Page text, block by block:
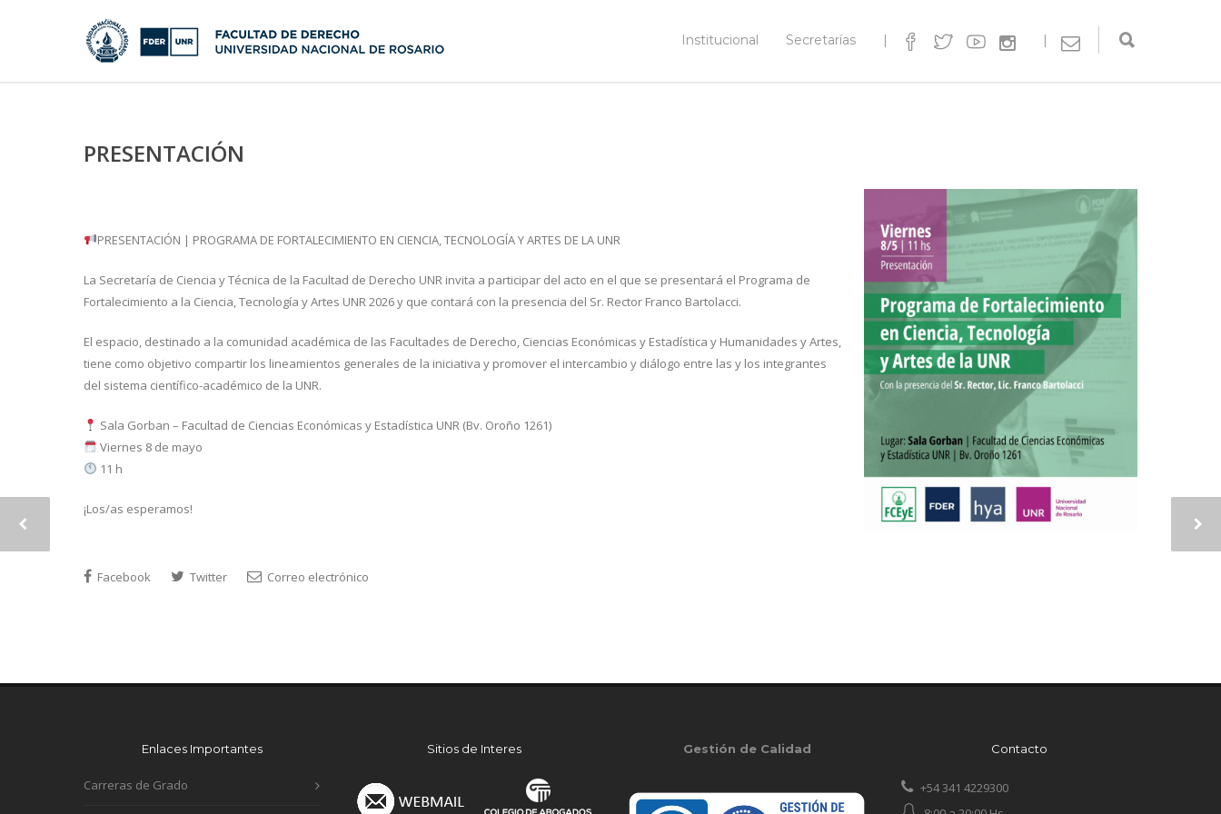
Institucional Secretarías | |
PRESENTACIÓN
PRESENTACIÓN | PROGRAMA DE FORTALECIMIENTO EN CIENCIA, TECNOLOGÍA Y ARTES DE LA UNR
La Secretaría de Ciencia y Técnica de la Facultad de Derecho UNR invita a participar del acto en el que se presentará el Programa de
Fortalecimiento a la Ciencia, Tecnología y Artes UNR 2026 y que contará con la presencia del Sr. Rector Franco Bartolacci.
El espacio, destinado a la comunidad académica de las Facultades de Derecho, Ciencias Económicas y Estadística y Humanidades y Artes,
tiene como objetivo compartir los lineamientos generales de la iniciativa y promover el intercambio y diálogo entre las y los integrantes
del sistema científico-académico de la UNR.
Sala Gorban – Facultad de Ciencias Económicas y Estadística UNR (Bv. Oroño 1261)
Viernes 8 de mayo
11 h
¡Los/as esperamos!
Facebook Twitter Correo electrónico
Enlaces Importantes
Carreras de Grado
Sitios de Interes Gestión de Calidad Contacto
+54 341 4229300